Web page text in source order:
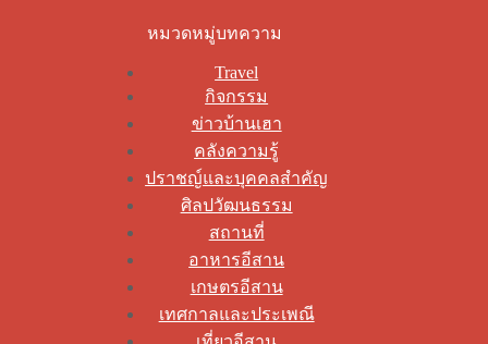
หมวดหมู่บทความ
Travel
กิจกรรม
ข่าวบ้านเฮา
คลังความรู้
ปราชญ์และบุคคลสำคัญ
ศิลปวัฒนธรรม
สถานที่
อาหารอีสาน
เกษตรอีสาน
เทศกาลและประเพณี